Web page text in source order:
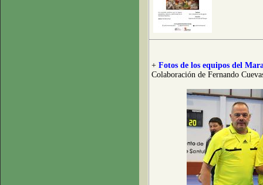
+ Fotos de los equipos del
Colaboración de Fernando